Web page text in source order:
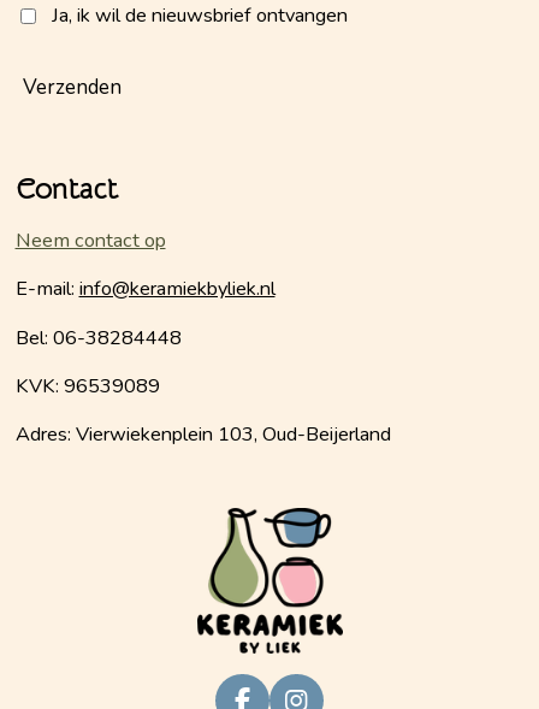
Ja, ik wil de nieuwsbrief ontvangen
Verzenden
Contact
Neem contact op
E-mail: info@keramiekbyliek.nl
Bel: 06-38284448
KVK: 96539089
Adres: Vierwiekenplein 103, Oud-Beijerland